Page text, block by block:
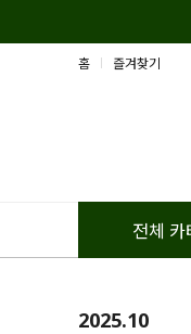
홈 즐겨찾기
전체 카
2025.10